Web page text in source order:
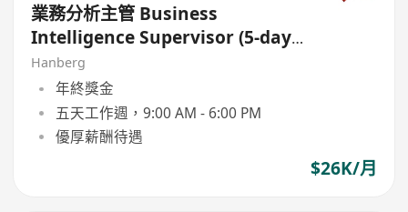
業務分析主管 Business
Intelligence Supervisor (5-day
work)
Hanberg
年終獎金
五天工作週，9:00 AM - 6:00 PM
優厚薪酬待遇
$26K/月